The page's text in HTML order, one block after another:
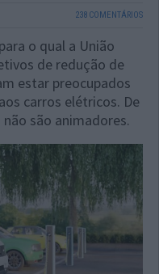
238 COMENTÁRIOS
o qual a União
de redução de
estar preocupados
carros elétricos. De
são animadores.